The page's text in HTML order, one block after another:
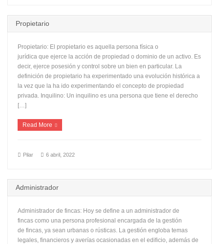
Propietario
Propietario: El propietario es aquella persona física o
jurídica que ejerce la acción de propiedad o dominio de un activo. Es
decir, ejerce posesión y control sobre un bien en particular. La
definición de propietario ha experimentado una evolución histórica a
la vez que la ha ido experimentando el concepto de propiedad
privada. Inquilino: Un inquilino es una persona que tiene el derecho
[…]
Read More
Pilar 6 abril, 2022
Administrador
Administrador de fincas: Hoy se define a un administrador de
fincas como una persona profesional encargada de la gestión
de fincas, ya sean urbanas o rústicas. La gestión engloba temas
legales, financieros y averías ocasionadas en el edificio, además de